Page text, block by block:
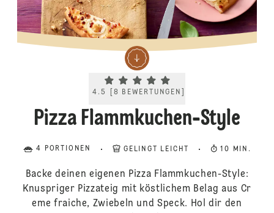
Current rating 4.5. Click to rate.
4.5 8 BEWERTUNGEN
Pizza Flammkuchen-Style
4 PORTIONEN GELINGT LEICHT 10 MIN.
Backe deinen eigenen Pizza Flammkuchen-Style:
Knuspriger Pizzateig mit köstlichem Belag aus Cr
eme fraiche, Zwiebeln und Speck. Hol dir den